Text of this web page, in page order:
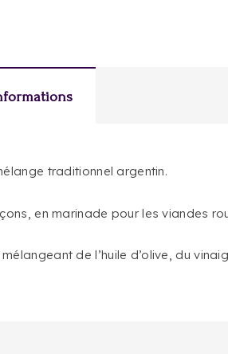
traditionnel argentin.
en marinade pour les viandes
de l’huile d’olive, du